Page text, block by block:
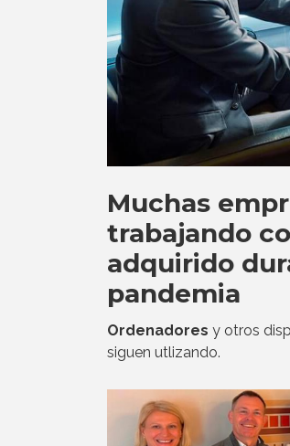
Muchas
trabajando
adquirido
pandemia
Ordenadores y otros
siguen utlizando.